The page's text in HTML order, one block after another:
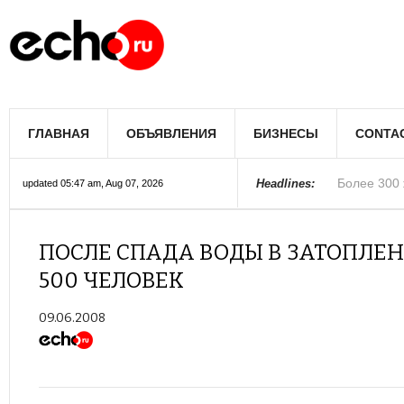
ГЛАВНАЯ ОБЪЯВЛЕНИЯ БИЗНЕСЫ
updated 05:47 am, Aug 07, 2026 Headlines:
Мэрию
Более 300
В округе
Фермеры
В Лас-
Раскрыты
Ариана
Стало
В Госдуме
ПОСЛЕ СПАДА ВОДЫ В
500 ЧЕЛОВЕК
09.06.2008